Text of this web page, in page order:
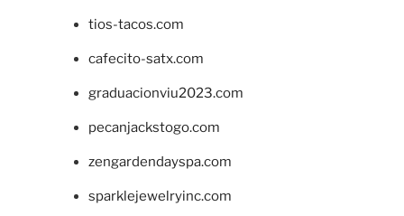
tios-tacos.com
cafecito-satx.com
graduacionviu2023.com
pecanjackstogo.com
zengardendayspa.com
sparklejewelryinc.com